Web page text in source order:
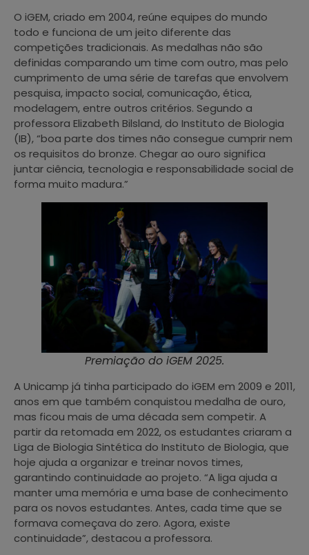
O iGEM, criado em 2004, reúne equipes do mundo
todo e funciona de um jeito diferente das
competições tradicionais. As medalhas não são
definidas comparando um time com outro, mas pelo
cumprimento de uma série de tarefas que envolvem
pesquisa, impacto social, comunicação, ética,
modelagem, entre outros critérios. Segundo a
professora Elizabeth Bilsland, do Instituto de Biologia
(IB), “boa parte dos times não consegue cumprir nem
os requisitos do bronze. Chegar ao ouro significa
juntar ciência, tecnologia e responsabilidade social de
forma muito madura.”
Premiação do iGEM 2025.
A Unicamp já tinha participado do iGEM em 2009 e 2011,
anos em que também conquistou medalha de ouro,
mas ficou mais de uma década sem competir. A
partir da retomada em 2022, os estudantes criaram a
Liga de Biologia Sintética do Instituto de Biologia, que
hoje ajuda a organizar e treinar novos times,
garantindo continuidade ao projeto. “A liga ajuda a
manter uma memória e uma base de conhecimento
para os novos estudantes. Antes, cada time que se
formava começava do zero. Agora, existe
continuidade”, destacou a professora.